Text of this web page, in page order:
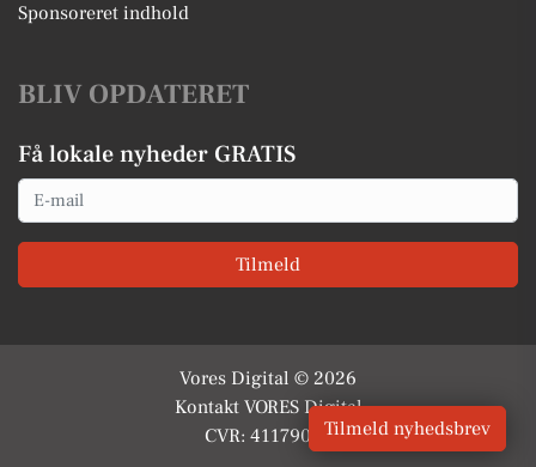
Sponsoreret indhold
BLIV OPDATERET
Få lokale nyheder GRATIS
Email
Tilmeld
Vores Digital © 2026
Kontakt VORES Digital
CVR: 41179082Tilmeld nyhedsbrev